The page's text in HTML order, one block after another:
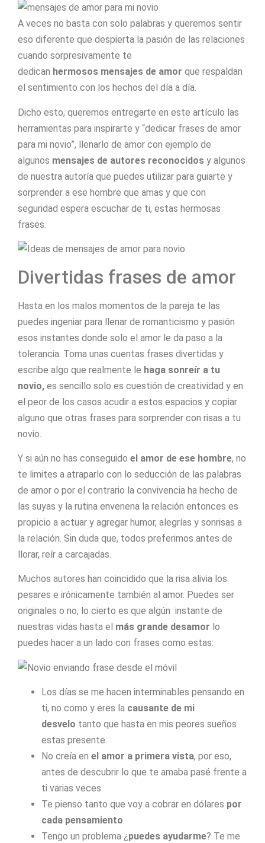
A veces no basta con solo palabras y queremos sentir
eso diferente que despierta la pasión de las relaciones
cuando sorpresivamente te
dedican hermosos mensajes de amor que respaldan
el sentimiento con los hechos del día a día.
Dicho esto, queremos entregarte en este artículo las
herramientas para inspirarte y “dedicar frases de amor
para mi novio”, llenarlo de amor con ejemplo de
algunos mensajes de autores reconocidos y algunos
de nuestra autoría que puedes utilizar para guiarte y
sorprender a ese hombre que amas y que con
seguridad espera escuchar de ti, estas hermosas
frases.
Divertidas frases de amor
Hasta en los malos momentos de la pareja te las
puedes ingeniar para llenar de romanticismo y pasión
esos instantes donde solo el amor le da paso a la
tolerancia. Toma unas cuentas frases divertidas y
escribe algo que realmente le haga sonreír a tu
novio, es sencillo solo es cuestión de creatividad y en
el peor de los casos acudir a estos espacios y copiar
alguno que otras frases para sorprender con risas a tu
novio.
Y si aún no has conseguido el amor de ese hombre, no
te limites a atraparlo con lo seducción de las palabras
de amor o por el contrario la convivencia ha hecho de
las suyas y la rutina envenena la relación entonces es
propicio a actuar y agregar humor, alegrías y sonrisas a
la relación. Sin duda que, todos preferimos antes de
llorar, reír a carcajadas.
Muchos autores han coincidido que la risa alivia los
pesares e irónicamente también al amor. Puedes ser
originales o no, lo cierto es que algún instante de
nuestras vidas hasta el más grande desamor lo
puedes hacer a un lado con frases como estas:
Los días se me hacen interminables pensando en
ti, no como y eres la causante de mi
desvelo tanto que hasta en mis peores sueños
estas presente.
No creía en el amor a primera vista, por eso,
antes de descubrir lo que te amaba pasé frente a
ti varias veces.
Te pienso tanto que voy a cobrar en dólares por
cada pensamiento.
Tengo un problema ¿ puedes ayudarme? Te me